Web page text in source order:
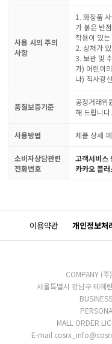
사용 시의 주의
사항
1. 화장품
가 붉은 반
작용이 있
2. 상처가
3. 보관 및
가) 어린이
나) 직사광
품질보증기준
공정거래위
해 드립니다.
사용방법 제품 상세
소비자상담관련
전화번호
고객서비
카카오 플
이용약관 개인정보처
COMPANY (
서울특별시 강남구 테헤
MALL ORDER
E-mail